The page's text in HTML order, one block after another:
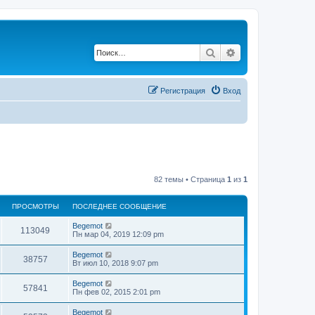
Поиск
Вход
Регистрация
82 темы • Страница 1 из 1
ПРОСМОТРЫ ПОСЛЕДНЕЕ СООБЩЕНИЕ
113049
Begemot
Пн мар 04, 2019 12:09 pm
38757
Begemot
Вт июл 10, 2018 9:07 pm
57841
Begemot
Пн фев 02, 2015 2:01 pm
Begemot